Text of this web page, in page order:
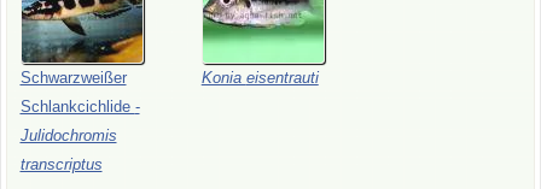
Schwarzweißer
Schlankcichlide -
Julidochromis
transcriptus
Konia eisentrauti